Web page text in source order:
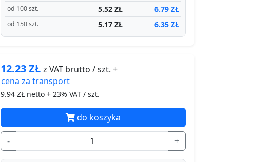
od 100 szt. 5.52 ZŁ 6.79 ZŁ
od 150 szt. 5.17 ZŁ 6.35 ZŁ
12.23ZŁz VAT brutto / szt. +
cena za transport
9.94 ZŁ netto + 23% VAT / szt.
- +
do koszyka